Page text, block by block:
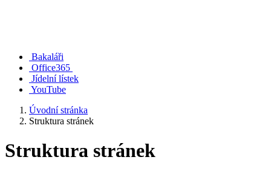
Bakaláři
Office365
Jídelní lístek
YouTube
Úvodní stránka
Struktura stránek
Struktura stránek